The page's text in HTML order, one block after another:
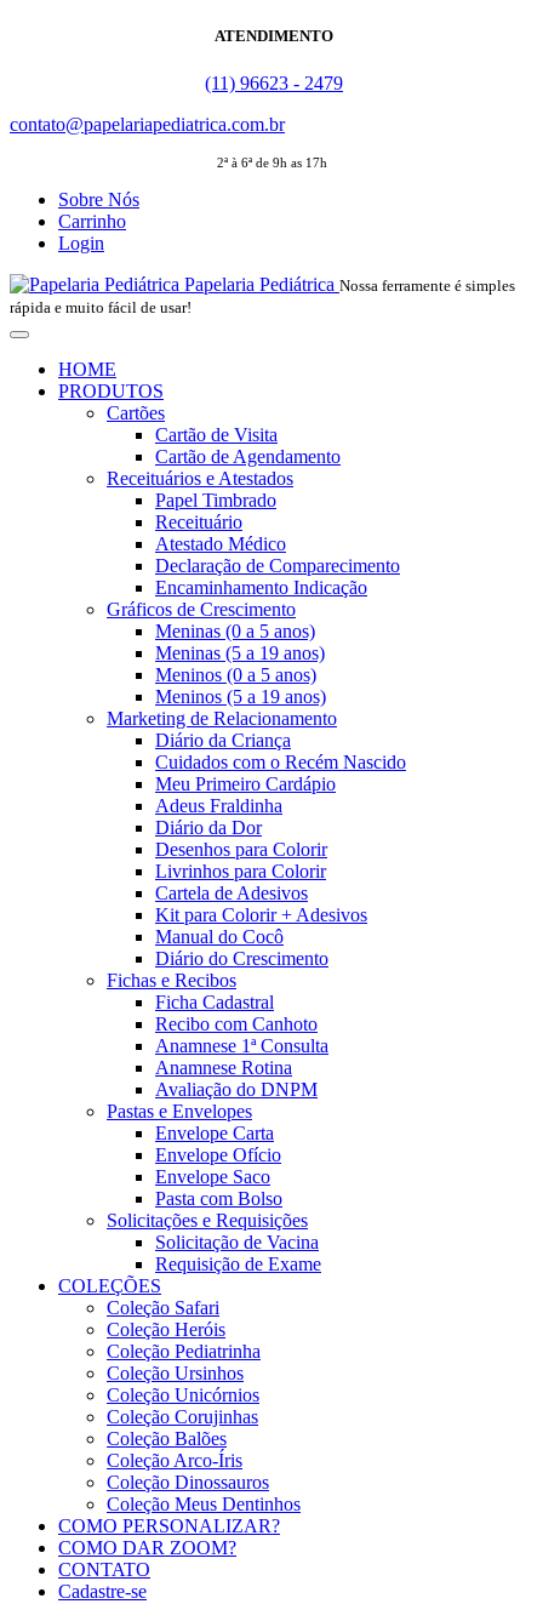
ATENDIMENTO
(11) 96623 - 2479
contato@papelariapediatrica.com.br
2ª à 6ª de 9h as 17h
Sobre Nós
Carrinho
Login
Papelaria Pediátrica Nossa ferramente é simples
rápida e muito fácil de usar!
HOME
PRODUTOS
Cartões
Cartão de Visita
Cartão de Agendamento
Receituários e Atestados
Papel Timbrado
Receituário
Atestado Médico
Declaração de Comparecimento
Encaminhamento Indicação
Gráficos de Crescimento
Meninas (0 a 5 anos)
Meninas (5 a 19 anos)
Meninos (0 a 5 anos)
Meninos (5 a 19 anos)
Marketing de Relacionamento
Diário da Criança
Cuidados com o Recém Nascido
Meu Primeiro Cardápio
Adeus Fraldinha
Diário da Dor
Desenhos para Colorir
Livrinhos para Colorir
Cartela de Adesivos
Kit para Colorir + Adesivos
Manual do Cocô
Diário do Crescimento
Fichas e Recibos
Ficha Cadastral
Recibo com Canhoto
Anamnese 1ª Consulta
Anamnese Rotina
Avaliação do DNPM
Pastas e Envelopes
Envelope Carta
Envelope Ofício
Envelope Saco
Pasta com Bolso
Solicitações e Requisições
Solicitação de Vacina
Requisição de Exame
COLEÇÕES
Coleção Safari
Coleção Heróis
Coleção Pediatrinha
Coleção Ursinhos
Coleção Unicórnios
Coleção Corujinhas
Coleção Balões
Coleção Arco-Íris
Coleção Dinossauros
Coleção Meus Dentinhos
COMO PERSONALIZAR?
COMO DAR ZOOM?
CONTATO
Cadastre-se